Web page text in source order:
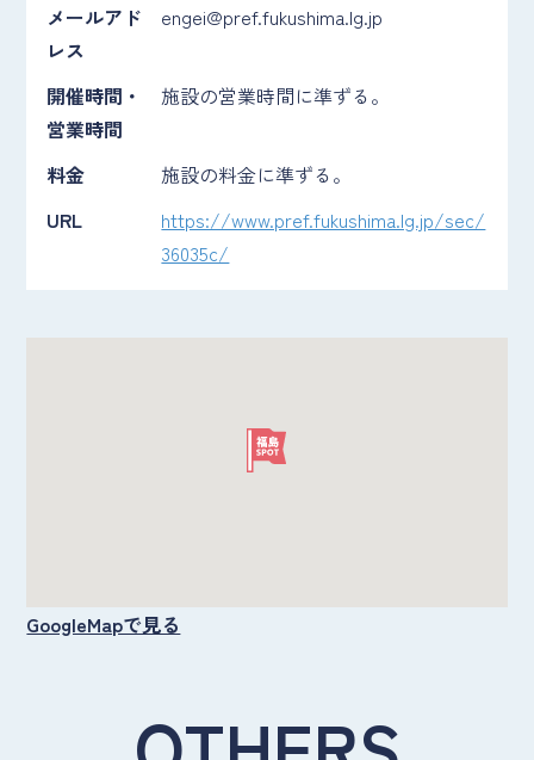
メールアド
レス
engei@pref.fukushima.lg.jp
開催時間・
営業時間
施設の営業時間に準ずる。
料金
施設の料金に準ずる。
URL
https://www.pref.fukushima.lg.jp/sec/
36035c/
GoogleMapで見る